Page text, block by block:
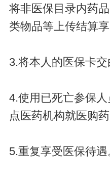
将非医保目录内药
类物品等上传结算
3.将本人的医保卡交
4.使用已死亡参保
点医药机构就医购药
5.重复享受医保待遇